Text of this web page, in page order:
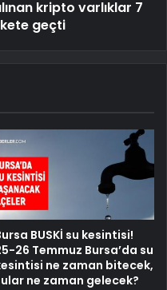
kripto varlıklar 7
geçti
BUSKİ su kesintisi!
26 Temmuz Bursa’da su
ne zaman bitecek,
ne zaman gelecek?